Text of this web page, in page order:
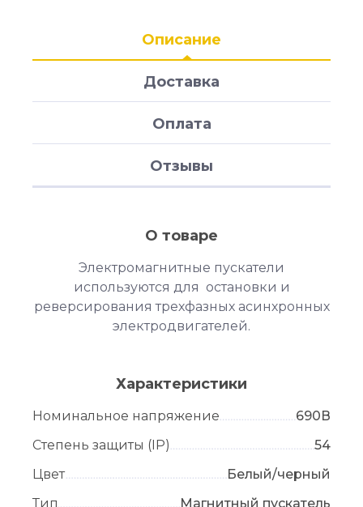
Описание
Доставка
Оплата
Отзывы
О товаре
Электромагнитные пускатели
используются для остановки и
реверсирования трехфазных асинхронных
электродвигателей.
Характеристики
Номинальное напряжение
690В
Степень защиты (IP)
54
Цвет
Белый/черный
Тип
Магнитный пускатель